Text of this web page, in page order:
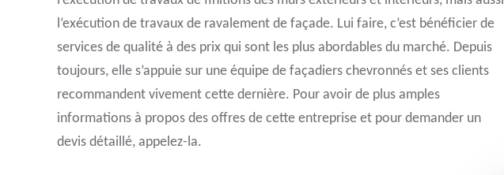
l’exécution de travaux de ravalement de façade. Lui faire, c’est bénéficier de
services de qualité à des prix qui sont les plus abordables du marché. Depuis
toujours, elle s’appuie sur une équipe de façadiers chevronnés et ses clients
recommandent vivement cette dernière. Pour avoir de plus amples
informations à propos des offres de cette entreprise et pour demander un
devis détaillé, appelez-la.